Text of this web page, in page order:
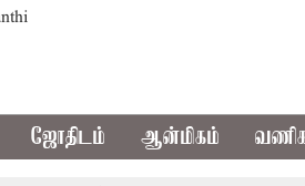
ஜோதிடம் ஆன்மிகம்